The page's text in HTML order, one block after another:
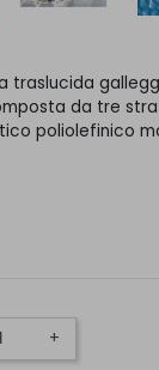
traslucida
da tre
poliolefinico
+